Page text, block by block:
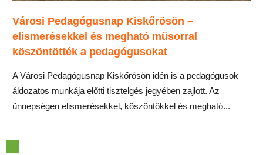
Városi Pedagógusnap Kiskőrösön –
elismerésekkel és megható műsorral
köszöntötték a pedagógusokat
A Városi Pedagógusnap Kiskőrösön idén is a pedagógusok
áldozatos munkája előtti tisztelgés jegyében zajlott. Az
ünnepségen elismerésekkel, köszöntőkkel és megható...